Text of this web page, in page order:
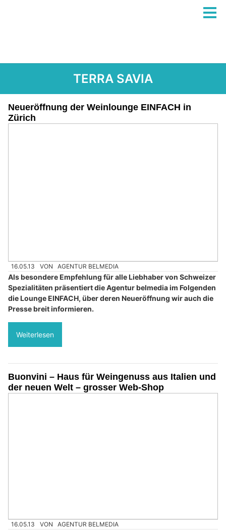
TERRA SAVIA
Neueröffnung der Weinlounge EINFACH in
Zürich
16.05.13 VON AGENTUR BELMEDIA
Als besondere Empfehlung für alle Liebhaber von Schweizer
Spezialitäten präsentiert die Agentur belmedia im Folgenden
die Lounge EINFACH, über deren Neueröffnung wir auch die
Presse breit informieren.
Weiterlesen
Buonvini – Haus für Weingenuss aus Italien und
der neuen Welt – grosser Web-Shop
16.05.13 VON AGENTUR BELMEDIA